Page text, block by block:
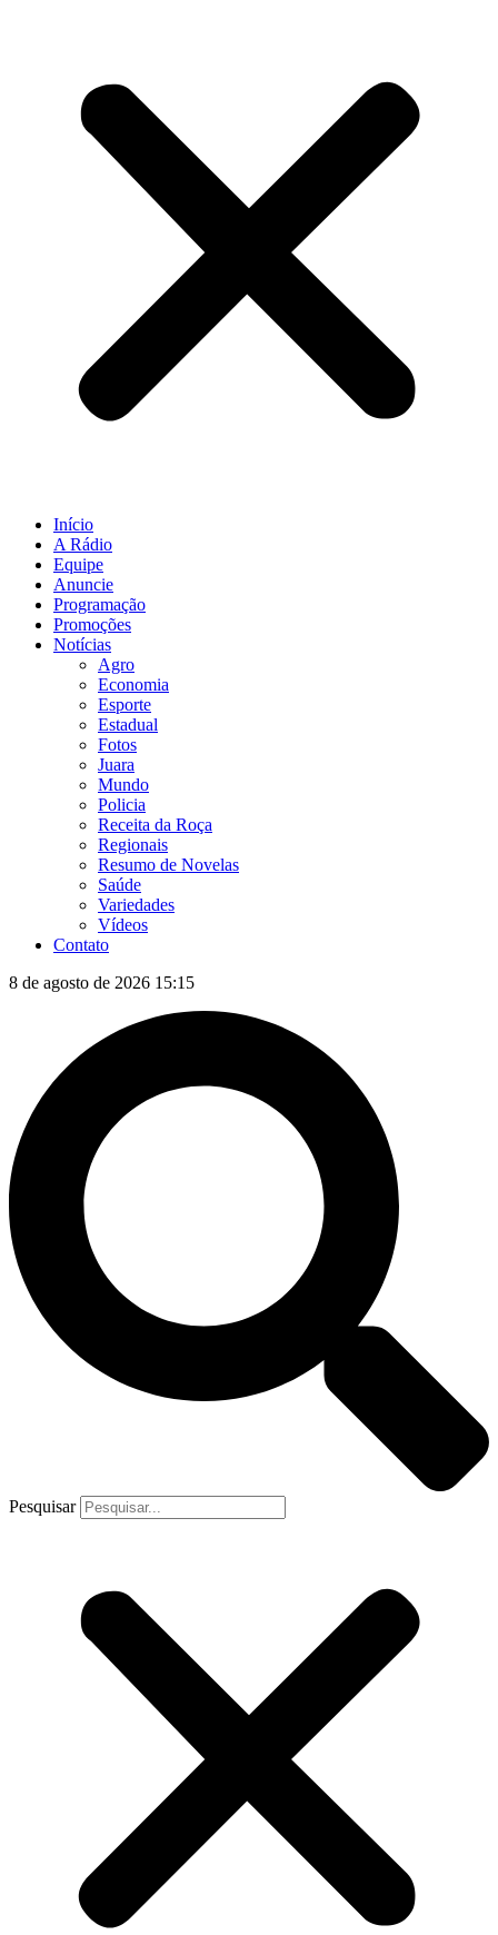
Início
A Rádio
Equipe
Anuncie
Programação
Promoções
Notícias
Agro
Economia
Esporte
Estadual
Fotos
Juara
Mundo
Policia
Receita da Roça
Regionais
Resumo de Novelas
Saúde
Variedades
Vídeos
Contato
8 de agosto de 2026 15:15
Pesquisar